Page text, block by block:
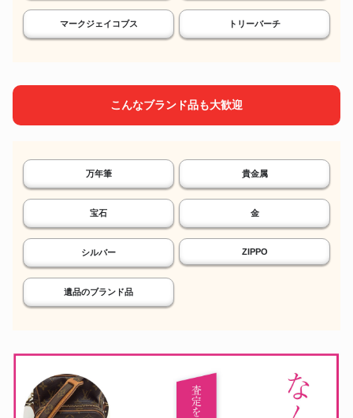
マークジェイコブス トリーバーチ
こんなブランド品も大歓迎
万年筆 貴金属
宝石 金
シルバー ZIPPO
遺品のブランド品